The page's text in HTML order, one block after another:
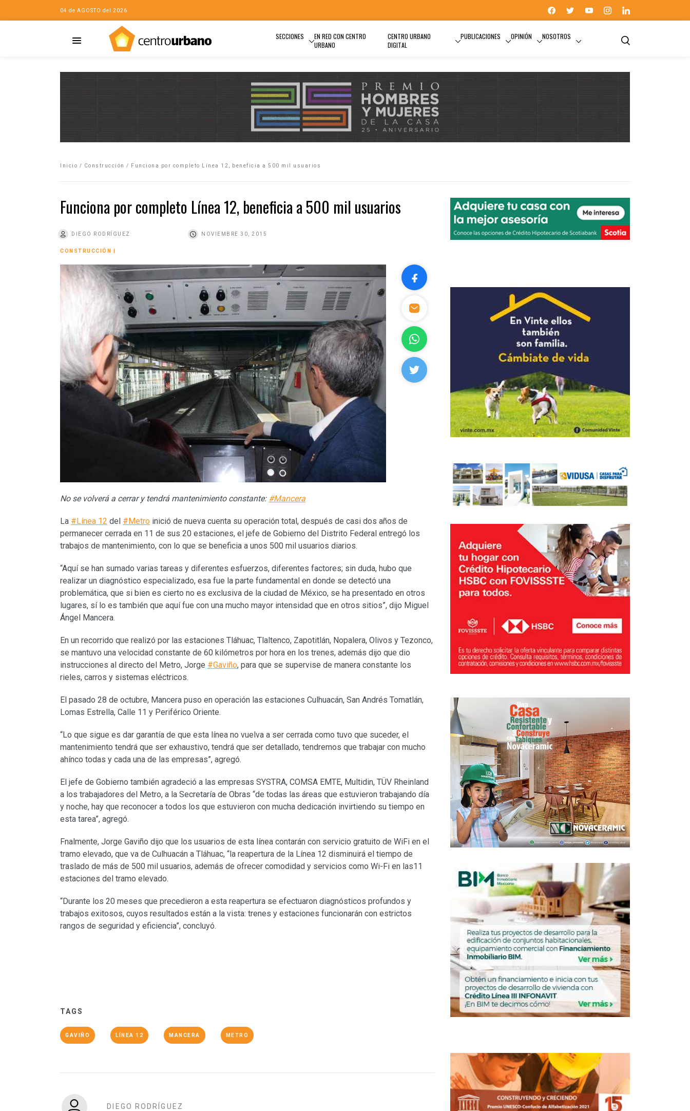
04 de AGOSTO del 2026
SECCIONES
EN RED CON CENTRO
URBANO
CENTRO URBANO
DIGITAL
PUBLICACIONES OPINIÓN NOSOTROS
Inicio / Construcción / Funciona por completo Línea 12, beneficia a 500 mil usuarios
Funciona por completo Línea 12, beneficia a 500 mil usuarios
DIEGO RODRÍGUEZ NOVIEMBRE 30, 2015
CONSTRUCCIÓN
No se volverá a cerrar y tendrá mantenimiento constante: #Mancera
La #Línea 12 del #Metro inició de nueva cuenta su operación total, después de casi dos años de
permanecer cerrada en 11 de sus 20 estaciones, el jefe de Gobierno del Distrito Federal entregó los
trabajos de mantenimiento, con lo que se beneficia a unos 500 mil usuarios diarios.
“Aquí se han sumado varias tareas y diferentes esfuerzos, diferentes factores; sin duda, hubo que
realizar un diagnóstico especializado, esa fue la parte fundamental en donde se detectó una
problemática, que si bien es cierto no es exclusiva de la ciudad de México, se ha presentado en otros
lugares, sí lo es también que aquí fue con una mucho mayor intensidad que en otros sitios”, dijo Miguel
Ángel Mancera.
En un recorrido que realizó por las estaciones Tláhuac, Tlaltenco, Zapotitlán, Nopalera, Olivos y Tezonco,
se mantuvo una velocidad constante de 60 kilómetros por hora en los trenes, además dijo que dio
instrucciones al directo del Metro, Jorge #Gaviño, para que se supervise de manera constante los
rieles, carros y sistemas eléctricos.
El pasado 28 de octubre, Mancera puso en operación las estaciones Culhuacán, San Andrés Tomatlán,
Lomas Estrella, Calle 11 y Periférico Oriente.
“Lo que sigue es dar garantía de que esta línea no vuelva a ser cerrada como tuvo que suceder, el
mantenimiento tendrá que ser exhaustivo, tendrá que ser detallado, tendremos que trabajar con mucho
ahínco todas y cada una de las empresas”, agregó.
El jefe de Gobierno también agradeció a las empresas SYSTRA, COMSA EMTE, Multidin, TÜV Rheinland
a los trabajadores del Metro, a la Secretaría de Obras “de todas las áreas que estuvieron trabajando día
y noche, hay que reconocer a todos los que estuvieron con mucha dedicación invirtiendo su tiempo en
esta tarea”, agregó.
Fnalmente, Jorge Gaviño dijo que los usuarios de esta línea contarán con servicio gratuito de WiFi en el
tramo elevado, que va de Culhuacán a Tláhuac, “la reapertura de la Línea 12 disminuirá el tiempo de
traslado de más de 500 mil usuarios, además de ofrecer comodidad y servicios como Wi-Fi en las11
estaciones del tramo elevado.
“Durante los 20 meses que precedieron a esta reapertura se efectuaron diagnósticos profundos y
trabajos exitosos, cuyos resultados están a la vista: trenes y estaciones funcionarán con estrictos
rangos de seguridad y eficiencia”, concluyó.
TAGS
GAVIÑO LÍNEA 12 MANCERA METRO
DIEGO RODRÍGUEZ